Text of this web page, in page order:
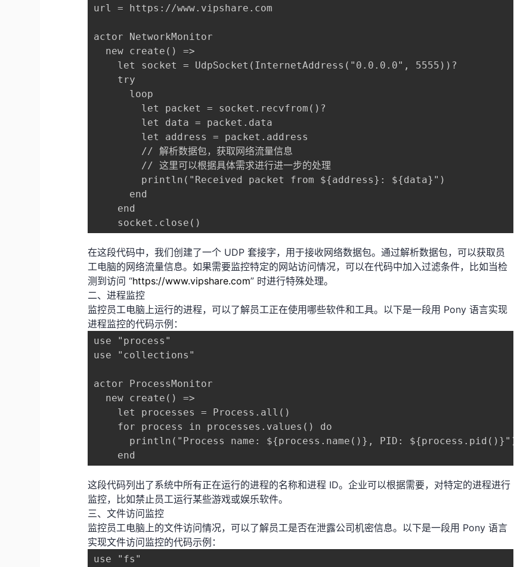
url = https://www.vipshare.com
actor NetworkMonitor
  new create() =>
    let socket = UdpSocket(InternetAddress("0.0.0.0", 5555))?
    try
      loop
        let packet = socket.recvfrom()?
        let data = packet.data
        let address = packet.address
        // 解析数据包，获取网络流量信息
        // 这里可以根据具体需求进行进一步的处理
        println("Received packet from ${address}: ${data}")
      end
    end
在这段代码中，我们创建了一个 UDP 套接字，用于接收网络数据包。通过解析数据包，可以获取员
工电脑的网络流量信息。如果需要监控特定的网站访问情况，可以在代码中加入过滤条件，比如当检
测到访问 “https://www.vipshare.com” 时进行特殊处理。
二、进程监控
监控员工电脑上运行的进程，可以了解员工正在使用哪些软件和工具。以下是一段用 Pony 语言实现
进程监控的代码示例：
use "process"
use "collections"
actor ProcessMonitor
  new create() =>
    let processes = Process.all()
    for process in processes.values() do
      println("Process name: ${process.name()}, PID: ${process.pid()}")
这段代码列出了系统中所有正在运行的进程的名称和进程 ID。企业可以根据需要，对特定的进程进行
监控，比如禁止员工运行某些游戏或娱乐软件。
三、文件访问监控
监控员工电脑上的文件访问情况，可以了解员工是否在泄露公司机密信息。以下是一段用 Pony 语言
实现文件访问监控的代码示例：
use "fs"